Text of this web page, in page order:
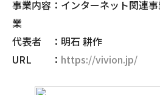
事業内容：インターネット関連
業
代表者 ：明石 耕作
URL ： https://vivion.jp/